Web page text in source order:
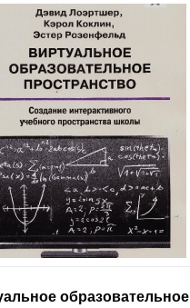
образовательное